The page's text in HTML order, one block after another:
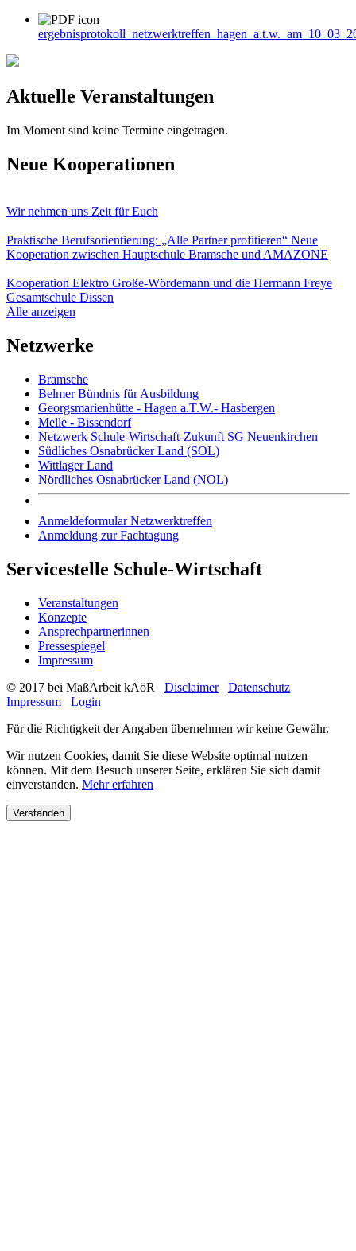
Aktuelle Veranstaltungen
Im Moment sind keine Termine eingetragen.
Neue Kooperationen
Wir nehmen uns Zeit für Euch
Praktische Berufsorientierung: „Alle Partner profitieren“ Neue
Kooperation zwischen Hauptschule Bramsche und AMAZONE
Kooperation Elektro Große-Wördemann und die Hermann Freye
Gesamtschule Dissen
Alle anzeigen
Netzwerke
Bramsche
Belmer Bündnis für Ausbildung
Georgsmarienhütte - Hagen a.T.W.- Hasbergen
Melle - Bissendorf
Netzwerk Schule-Wirtschaft-Zukunft SG Neuenkirchen
Südliches Osnabrücker Land (SOL)
Wittlager Land
Nördliches Osnabrücker Land (NOL)
Anmeldeformular Netzwerktreffen
Anmeldung zur Fachtagung
Servicestelle Schule-Wirtschaft
Veranstaltungen
Konzepte
Ansprechpartnerinnen
Pressespiegel
Impressum
© 2017 bei MaßArbeit kAöR Disclaimer
Datenschutz
Impressum
Login
Für die Richtigkeit der Angaben übernehmen wir keine Gewähr.
Wir nutzen Cookies, damit Sie diese Website optimal nutzen
können. Mit dem Besuch unserer Seite, erklären Sie sich damit
einverstanden. Mehr erfahren
Verstanden